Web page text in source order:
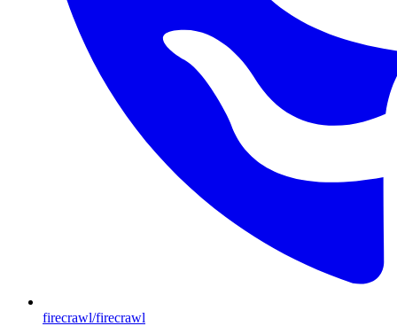
firecrawl/firecrawl